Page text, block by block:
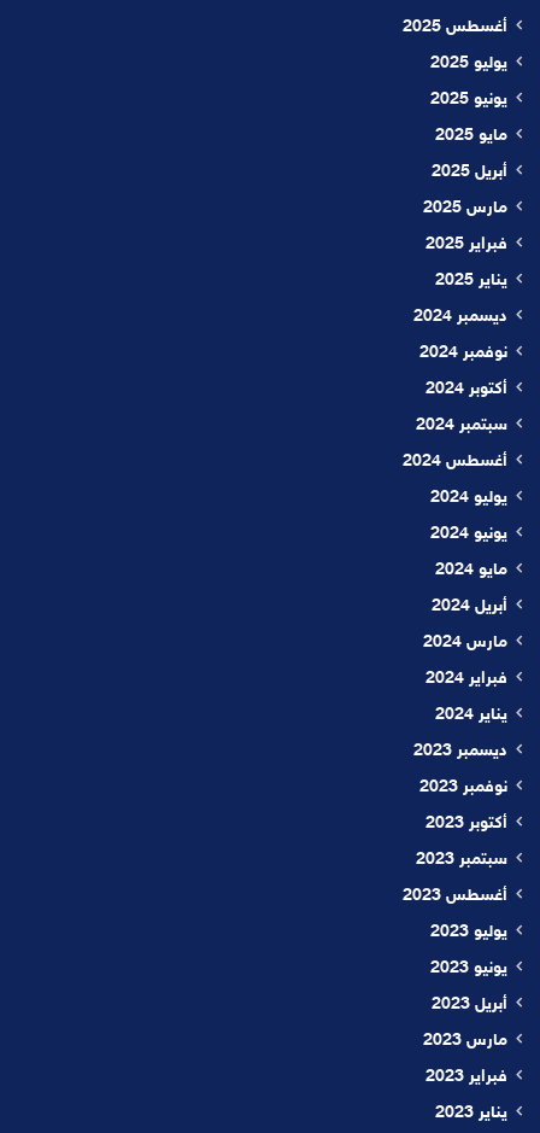
أغسطس 2025
يوليو 2025
يونيو 2025
مايو 2025
أبريل 2025
مارس 2025
فبراير 2025
يناير 2025
ديسمبر 2024
نوفمبر 2024
أكتوبر 2024
سبتمبر 2024
أغسطس 2024
يوليو 2024
يونيو 2024
مايو 2024
أبريل 2024
مارس 2024
فبراير 2024
يناير 2024
ديسمبر 2023
نوفمبر 2023
أكتوبر 2023
سبتمبر 2023
أغسطس 2023
يوليو 2023
يونيو 2023
أبريل 2023
مارس 2023
فبراير 2023
يناير 2023